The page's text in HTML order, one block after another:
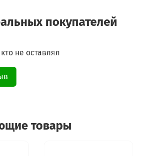
покупателей
не оставлял
товары